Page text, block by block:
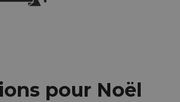
pour Noël